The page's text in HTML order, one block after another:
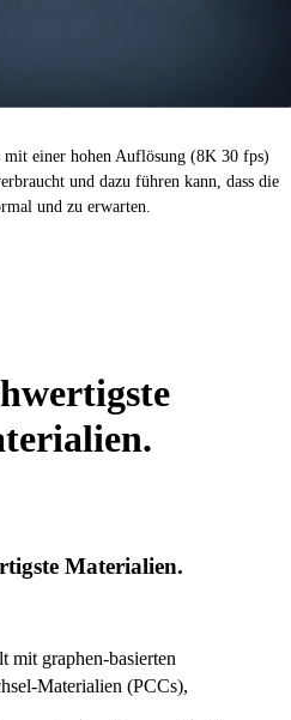
einer hohen Auflösung (8K 30 fps)
und dazu führen kann, dass die
und zu erwarten.
Materialien.
mit graphen-basierten
Materialien (PCCs),